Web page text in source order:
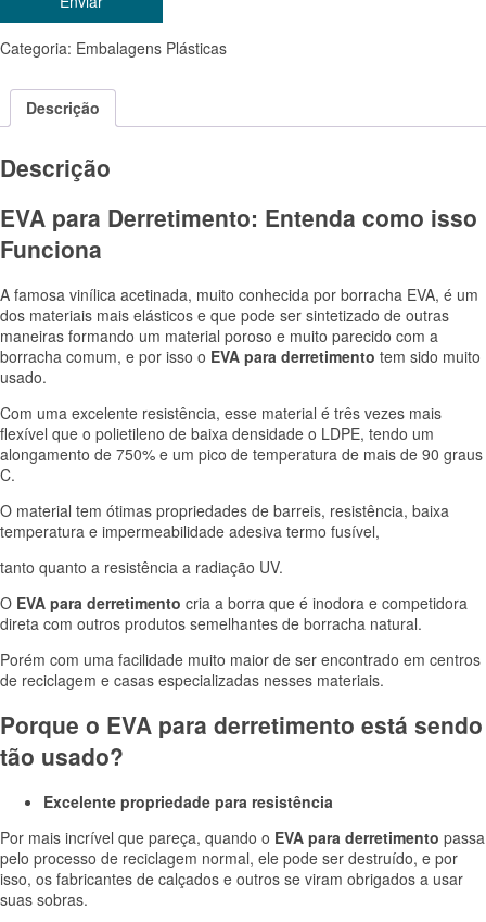
Categoria: Embalagens Plásticas
Descrição
Descrição
EVA para Derretimento: Entenda como isso
Funciona
A famosa vinílica acetinada, muito conhecida por borracha EVA, é um
dos materiais mais elásticos e que pode ser sintetizado de outras
maneiras formando um material poroso e muito parecido com a
borracha comum, e por isso o EVA para derretimento tem sido muito
usado.
Com uma excelente resistência, esse material é três vezes mais
flexível que o polietileno de baixa densidade o LDPE, tendo um
alongamento de 750% e um pico de temperatura de mais de 90 graus
C.
O material tem ótimas propriedades de barreis, resistência, baixa
temperatura e impermeabilidade adesiva termo fusível,
tanto quanto a resistência a radiação UV.
O EVA para derretimento cria a borra que é inodora e competidora
direta com outros produtos semelhantes de borracha natural.
Porém com uma facilidade muito maior de ser encontrado em centros
de reciclagem e casas especializadas nesses materiais.
Porque o EVA para derretimento está sendo
tão usado?
Excelente propriedade para resistência
Por mais incrível que pareça, quando o EVA para derretimento passa
pelo processo de reciclagem normal, ele pode ser destruído, e por
isso, os fabricantes de calçados e outros se viram obrigados a usar
suas sobras.